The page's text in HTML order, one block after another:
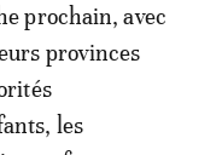
prochain, avec
provinces
les